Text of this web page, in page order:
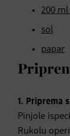
200
sol
papar
1. Priprema
Pinjole
Rukolu